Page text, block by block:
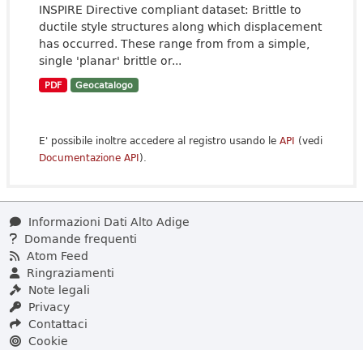
INSPIRE Directive compliant dataset: Brittle to
ductile style structures along which displacement
has occurred. These range from from a simple,
single 'planar' brittle or...
PDF Geocatalogo
E' possibile inoltre accedere al registro usando le API (vedi
Documentazione API).
Informazioni Dati Alto Adige
Domande frequenti
Atom Feed
Ringraziamenti
Note legali
Privacy
Contattaci
Cookie